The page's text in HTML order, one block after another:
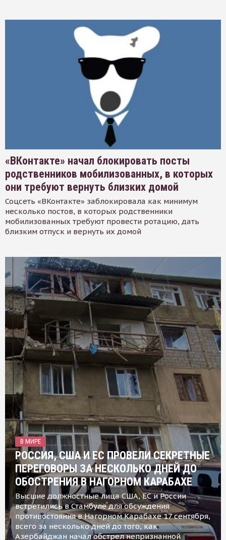
«ВКонтакте» начал блокировать посты
родственников мобилизованных, в которых
они требуют вернуть близких домой
Соцсеть «ВКонтакте» заблокировала как минимум
несколько постов, в которых родственники
мобилизованных требуют провести ротацию, дать
близким отпуск и вернуть их домой
В МИРЕ
РОССИЯ, США И ЕС ПРОВЕЛИ СЕКРЕТНЫЕ
ПЕРЕГОВОРЫ ЗА НЕСКОЛЬКО ДНЕЙ ДО
ОБОСТРЕНИЯ В НАГОРНОМ КАРАБАХЕ
Высшие должностные лица США, ЕС и России
встретились в Стамбуле для обсуждения
противостояния в Нагорном Карабахе 17 сентября,
всего за несколько дней до того, как
Азербайджан начал обстрел непризнанной